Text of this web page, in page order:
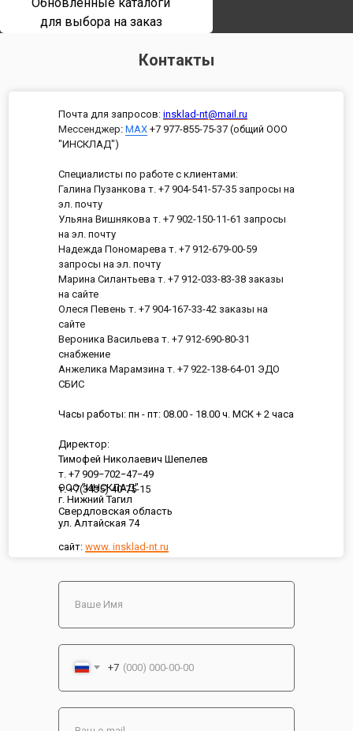
для выбора на заказ
Контакты
ООО "ИНСКЛАД"
г. Нижний Тагил
Свердловская область
ул. Алтайская 74
сайт: www. insklad-nt.ru
Почта для запросов: insklad-nt@mail.ru
Мессенджер: MAX +7 977-855-75-37 (общий ООО
"ИНСКЛАД")
Специалисты по работе с клиентами:
Галина Пузанкова т. +7 904-541-57-35 запросы на
эл. почту
Ульяна Вишнякова т. +7 902-150-11-61 запросы
на эл. почту
Надежда Пономарева т. +7 912-679-00-59
запросы на эл. почту
Марина Силантьева т. +7 912-033-83-38 заказы
на сайте
Олеся Певень т. +7 904-167-33-42 заказы на
сайте
Вероника Васильева т. +7 912-690-80-31
снабжение
Анжелика Марамзина т. +7 922-138-64-01 ЭДО
СБИС
Часы работы: пн - пт: 08.00 - 18.00 ч. МСК + 2 часа
Директор:
Тимофей Николаевич Шепелев
т. +7 909−702−47−49
т. +7(3435) 40-75-15
+7